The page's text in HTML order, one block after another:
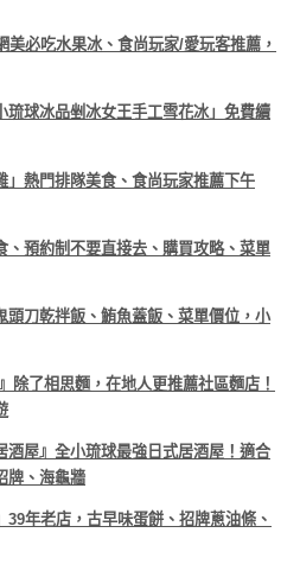
必吃水果冰、食尚玩家/愛玩客推薦，
琉球冰品剉冰女王手工雪花冰」免費續
」熱門排隊美食、食尚玩家推薦下午
、預約制不要直接去、購買攻略、菜單
頭刀乾拌飯、鮪魚蓋飯、菜單價位，小
除了相思麵，在地人更推薦社區麵店！
酒屋』全小琉球最強日式居酒屋！適合
牌、海龜牆
年老店，古早味蛋餅、招牌蔥油條、